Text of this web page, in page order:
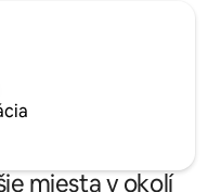
miesta v okolí